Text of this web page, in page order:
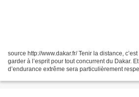
source http://www.dakar.fr/ Tenir la distance,
garder à l’esprit pour tout concurrent du Dakar.
d’endurance extrême sera particulièrement